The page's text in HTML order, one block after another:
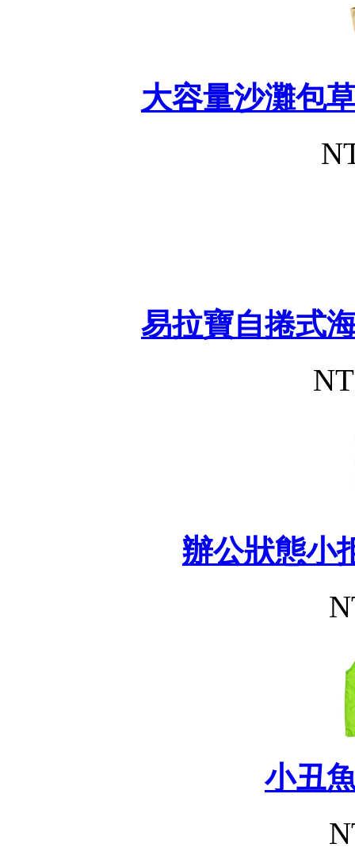
大容量沙灘包
易拉寶自捲式
辦公狀態小
小丑